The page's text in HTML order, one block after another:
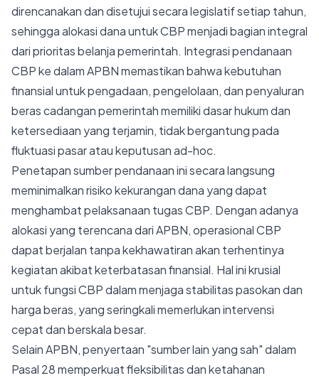
direncanakan dan disetujui secara legislatif setiap tahun,
sehingga alokasi dana untuk CBP menjadi bagian integral
dari prioritas belanja pemerintah. Integrasi pendanaan
CBP ke dalam APBN memastikan bahwa kebutuhan
finansial untuk pengadaan, pengelolaan, dan penyaluran
beras cadangan pemerintah memiliki dasar hukum dan
ketersediaan yang terjamin, tidak bergantung pada
fluktuasi pasar atau keputusan ad-hoc.
Penetapan sumber pendanaan ini secara langsung
meminimalkan risiko kekurangan dana yang dapat
menghambat pelaksanaan tugas CBP. Dengan adanya
alokasi yang terencana dari APBN, operasional CBP
dapat berjalan tanpa kekhawatiran akan terhentinya
kegiatan akibat keterbatasan finansial. Hal ini krusial
untuk fungsi CBP dalam menjaga stabilitas pasokan dan
harga beras, yang seringkali memerlukan intervensi
cepat dan berskala besar.
Selain APBN, penyertaan "sumber lain yang sah" dalam
Pasal 28 memperkuat fleksibilitas dan ketahanan